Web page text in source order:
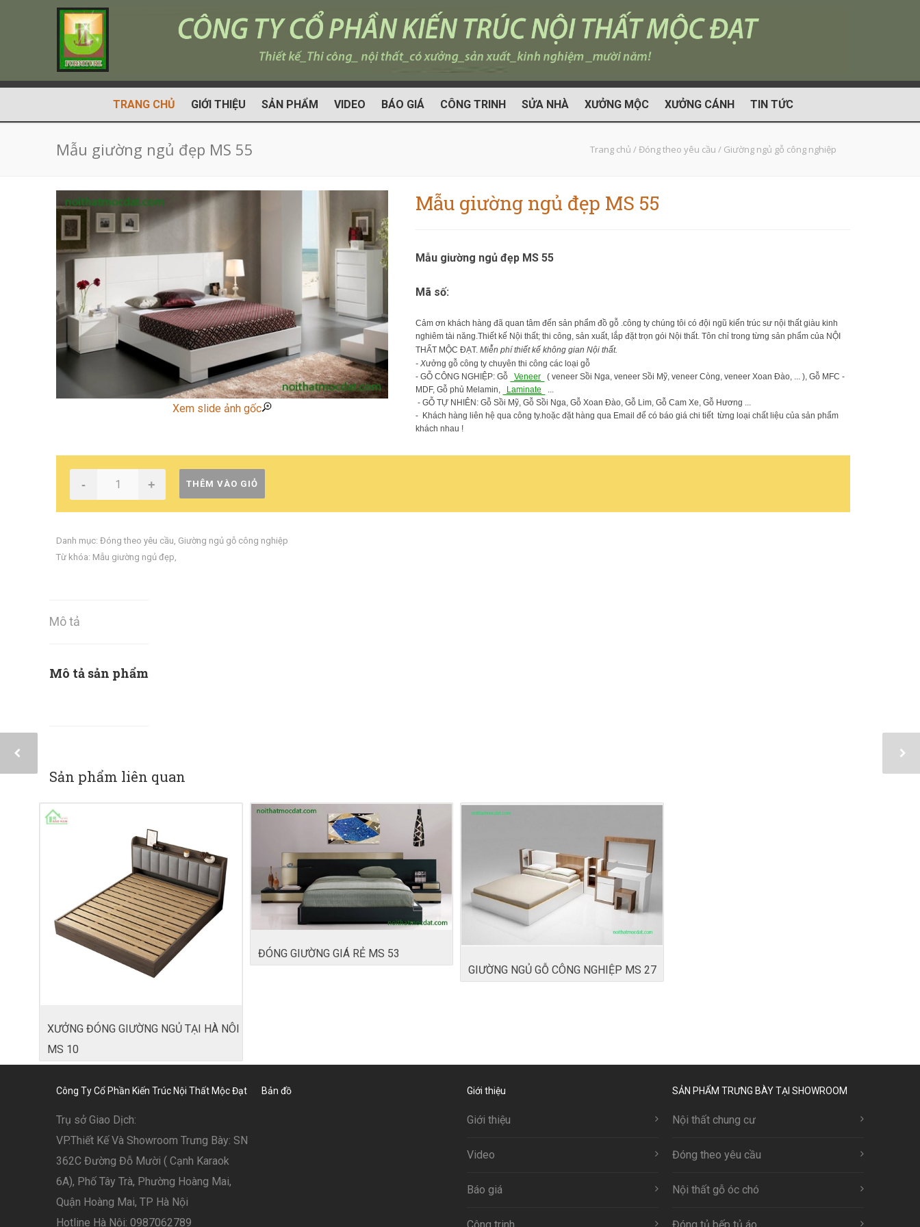
TRANG CHỦ GIỚI THIỆU SẢN PHẨM VIDEO BÁO GIÁ CÔNG TRINH SỬA NHÀ XƯỞNG MỘC XƯỞNG CÁNH TIN TỨC
Mẫu giường ngủ đẹp MS 55 Trang chủ /Đóng theo yêu cầu / Giường ngủ gỗ công nghiệp
Xem slide ảnh gốc
Mẫu giường ngủ đẹp MS 55
Mẫu giường ngủ đẹp MS 55
Mã số:
Cảm ơn khách hàng đã quan tâm đến sản phẩm đồ gỗ .công ty chúng tôi có đội ngũ kiến trúc sư nội thất giàu kinh
nghiêm tài năng.Thiết kế Nội thất; thi công, sản xuất, lắp đặt trọn gói Nội thất. Tôn chỉ trong từng sản phẩm của NỘI
THẤT MỘC ĐẠT. Miễn phí thiết kế không gian Nội thất.
- Xưởng gỗ công ty chuyên thi công các loại gỗ
- GỖ CÔNG NGHIỆP: Gỗ
Veneer
( veneer Sồi Nga, veneer Sồi Mỹ, veneer Còng, veneer Xoan Đào, ... ), Gỗ MFC -
MDF, Gỗ phủ Melamin,
Laminate
...
- GỖ TỰ NHIÊN: Gỗ Sồi Mỹ, Gỗ Sồi Nga, Gỗ Xoan Đào, Gỗ Lim, Gỗ Cam Xe, Gỗ Hương ...
- Khách hàng liên hệ qua công ty.hoặc đặt hàng qua Email để có báo giá chi tiết từng loại chất liệu của sản phẩm
khách nhau !
- + THÊM VÀO GIỎ
Danh mục: Đóng theo yêu cầu, Giường ngủ gỗ công nghiệp
Từ khóa: Mẫu giường ngủ đẹp,
Mô tả
Mô tả sản phẩm
Sản phẩm liên quan
XƯỞNG ĐÓNG GIƯỜNG NGỦ TẠI HÀ NÔI
MS 10
ĐÓNG GIƯỜNG GIÁ RẺ MS 53
GIƯỜNG NGỦ GỖ CÔNG NGHIỆP MS 27
Công Ty Cổ Phần Kiến Trúc Nội Thất Mộc Đạt
Trụ sở Giao Dịch:
VP.Thiết Kế Và Showroom Trưng Bày: SN
362C Đường Đỗ Mười ( Cạnh Karaok
6A), Phố Tây Trà, Phường Hoàng Mai,
Quận Hoàng Mai, TP Hà Nội
Hotline Hà Nội: 0987062789
Bản đồ Giới thiệu
Giới thiệu
Video
Báo giá
Công trinh
SẢN PHẨM TRƯNG BÀY TẠI SHOWROOM
Nội thất chung cư
Đóng theo yêu cầu
Nội thất gỗ óc chó
Đóng tủ bếp tủ áo